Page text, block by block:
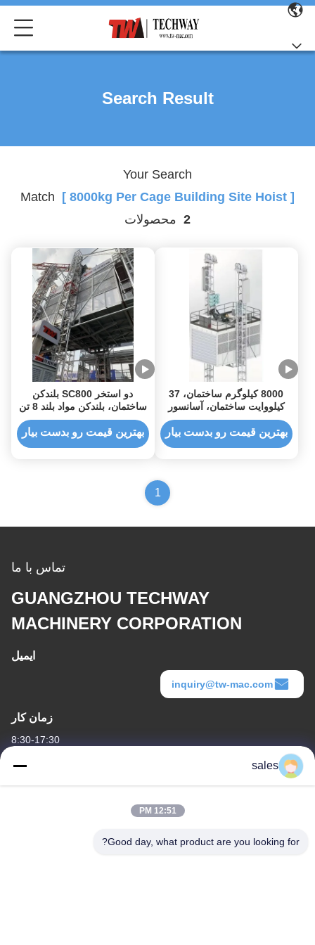
Search Result
Your Search
[ 8000kg Per Cage Building Site Hoist ]
2 محصولات
8000 کیلوگرم ساختمان، 37
کیلووایت ساختمان، آسانسور
اسکیپ
بهترین قیمت رو بدست بیار
دو استخر SC800 بلندکن
ساختمان، بلندکن مواد بلند 8 تن
بهترین قیمت رو بدست بیار
1
تماس با ما
GUANGZHOU TECHWAY
MACHINERY CORPORATION
ایمیل
inquiry@tw-mac.com
زمان کار
8:30-17:30
آدرس ما sales
12:51 PM
Good day, what product are you looking for?